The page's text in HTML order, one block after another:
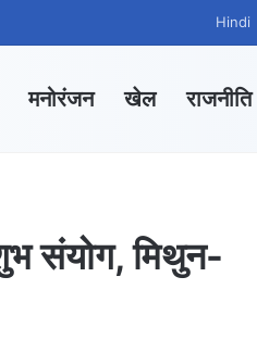
Hindi
मनोरंजन खेल राजनीति
संयोग, मिथुन-